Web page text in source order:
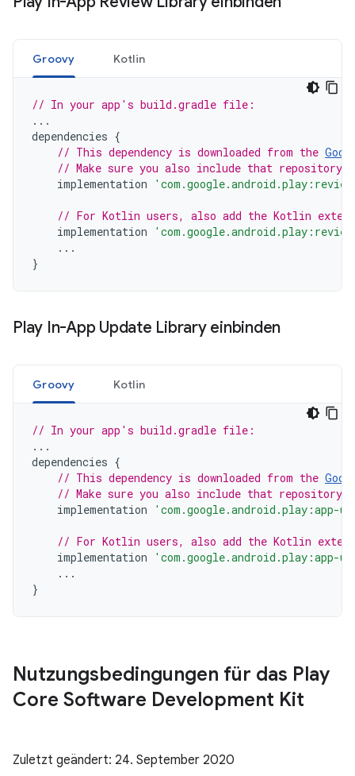
Groovy Kotlin
// In your app's build.gradle file:
...
dependencies {
// This dependency is downloaded from the
// Make sure you also include that
implementation
// For Kotlin users, also add the Kotlin
implementation
...
}
Play In-App Update Library einbinden
Groovy Kotlin
// In your app's build.gradle file:
...
dependencies {
// This dependency is downloaded from the
// Make sure you also include that
implementation
'com.google.android.play:app-
// For Kotlin users, also add the Kotlin
implementation
'com.google.android.play:app-
...
}
Nutzungsbedingungen für das Play
Core Software Development Kit
Zuletzt geändert: 24. September 2020